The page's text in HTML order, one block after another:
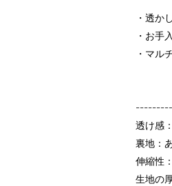
・透か
・お手
・マル
透け感
裏地：
伸縮性
生地の